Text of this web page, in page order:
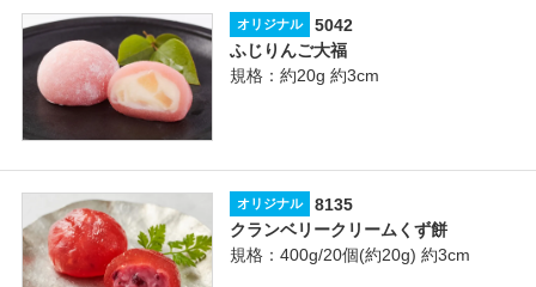
オリジナル
5042
ふじりんご大福
規格：約20g 約3cm
オリジナル
8135
クランベリークリームくず餅
規格：400g/20個(約20g) 約3cm